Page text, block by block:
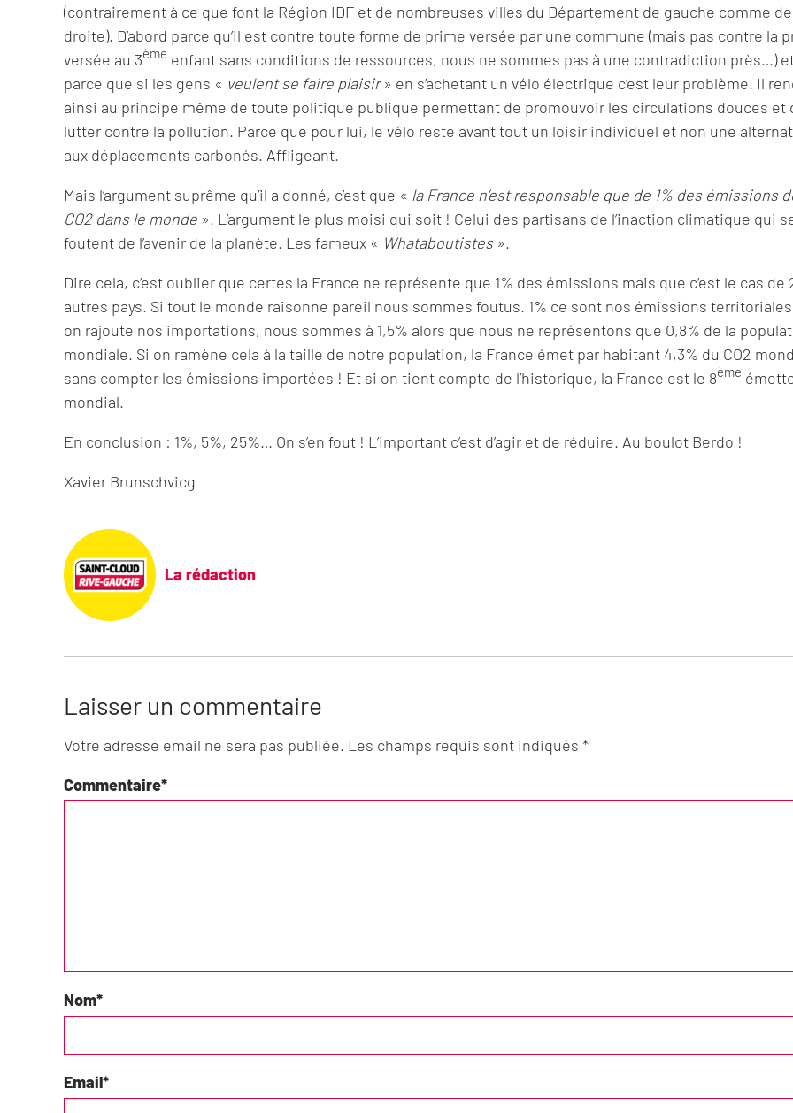
(contrairement à ce que font la Région IDF et de nombreuses villes du Département de gauche comme de
droite). D’abord parce qu’il est contre toute forme de prime versée par une commune (mais pas contre la
versée au 3ème enfant sans conditions de ressources, nous ne sommes pas à une contradiction près…)
parce que si les gens « veulent se faire plaisir» en s’achetant un vélo électrique c’est leur problème. Il
ainsi au principe même de toute politique publique permettant de promouvoir les circulations douces et
lutter contre la pollution. Parce que pour lui, le vélo reste avant tout un loisir individuel et non une
aux déplacements carbonés. Affligeant.
Mais l’argument suprême qu’il a donné, c’est que « la France n’est responsable que de 1% des émissions
CO2 dans le monde ». L’argument le plus moisi qui soit ! Celui des partisans de l’inaction climatique qui
foutent de l’avenir de la planète. Les fameux « Whataboutistes».
Dire cela, c’est oublier que certes la France ne représente que 1% des émissions mais que c’est le cas de
autres pays. Si tout le monde raisonne pareil nous sommes foutus. 1% ce sont nos émissions
on rajoute nos importations, nous sommes à 1,5% alors que nous ne représentons que 0,8% de la
mondiale. Si on ramène cela à la taille de notre population, la France émet par habitant 4,3% du CO2
sans compter les émissions importées ! Et si on tient compte de l’historique, la France est le 8ème
mondial.
En conclusion : 1%, 5%, 25%… On s’en fout ! L’important c’est d’agir et de réduire. Au boulot Berdo !
Xavier Brunschvicg
La rédaction
Laisser un commentaire
Votre adresse email ne sera pas publiée. Les champs requis sont indiqués *
Commentaire*
Nom*
Email*